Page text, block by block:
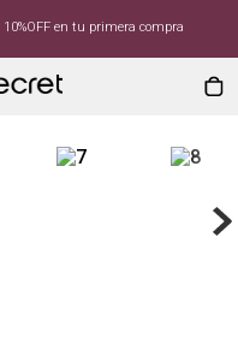
en tu primera compra